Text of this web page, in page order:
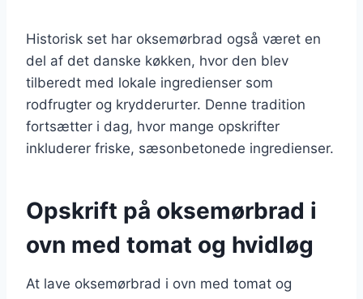
Historisk set har oksemørbrad også været en
del af det danske køkken, hvor den blev
tilberedt med lokale ingredienser som
rodfrugter og krydderurter. Denne tradition
fortsætter i dag, hvor mange opskrifter
inkluderer friske, sæsonbetonede ingredienser.
Opskrift på oksemørbrad i
ovn med tomat og hvidløg
At lave oksemørbrad i ovn med tomat og